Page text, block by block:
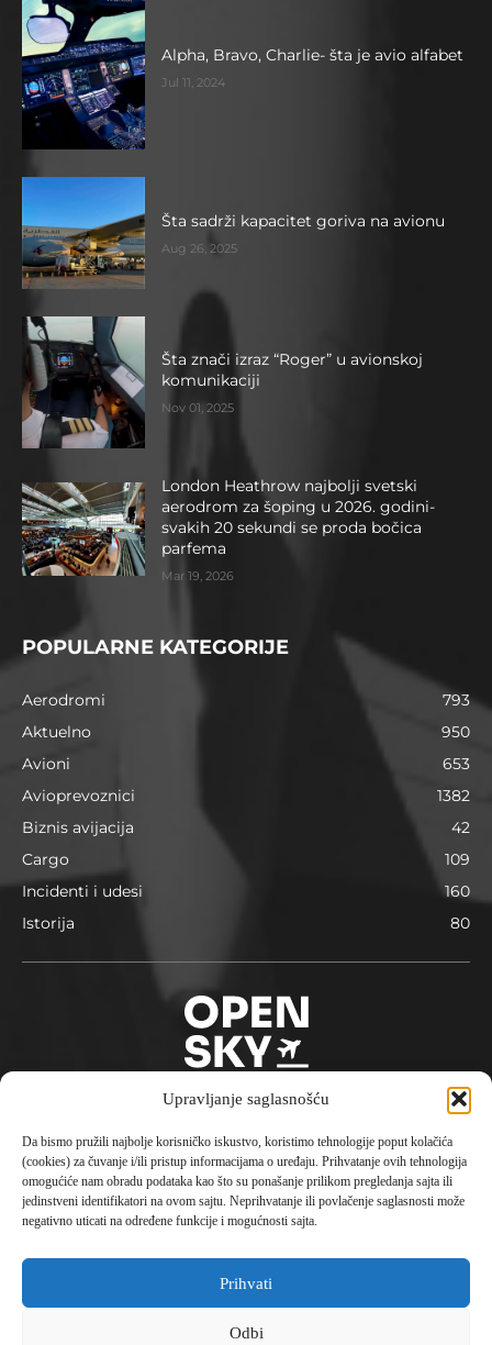
Upravljanje saglasnošću
Da bismo pružili najbolje korisničko iskustvo, koristimo tehnologije poput kolačića
(cookies) za čuvanje i/ili pristup informacijama o uređaju. Prihvatanje ovih tehnologija
omogućiće nam obradu podataka kao što su ponašanje prilikom pregledanja sajta ili
jedinstveni identifikatori na ovom sajtu. Neprihvatanje ili povlačenje saglasnosti može
negativno uticati na određene funkcije i mogućnosti sajta.
Prihvati
Odbi
Alpha, Bravo, Charlie- šta je avio alfabet
Jul 11, 2024
Šta sadrži kapacitet goriva na avionu
Aug 26, 2025
Šta znači izraz “Roger” u avionskoj
komunikaciji
Nov 01, 2025
London Heathrow najbolji svetski
aerodrom za šoping u 2026. godini-
svakih 20 sekundi se proda bočica
parfema
Mar 19, 2026
POPULARNE KATEGORIJE
Aerodromi
793
Aktuelno
950
Avioni
653
Avioprevoznici
1382
Biznis avijacija
42
Cargo
109
Incidenti i udesi
160
Istorija
80
O nama
Opensky je avio portal pokrenut 2023. godine sa
konceptom aktuelne i istorijske informacije, putovanja,
Kontaktirajte nas:office@opensky.rs